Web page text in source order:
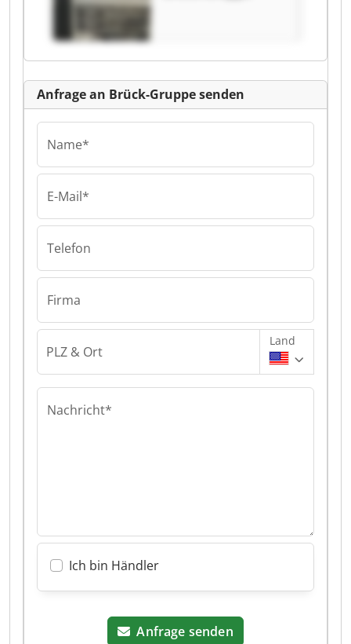
Anfrage an Brück-Gruppe senden
Name*
E-Mail*
Telefon
Firma
PLZ & Ort
Land
Nachricht*
Ich bin Händler
Anfrage senden